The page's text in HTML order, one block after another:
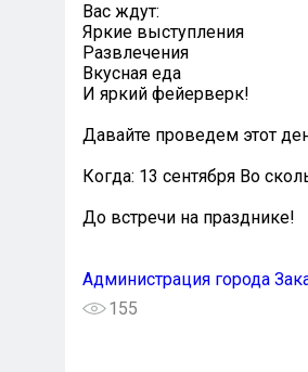
Вас ждут:
Яркие выступления
Развлечения
Вкусная еда
И яркий фейерверк!
Давайте проведем этот
Когда: 13 сентября Во
До встречи на празднике!
Администрация города
155